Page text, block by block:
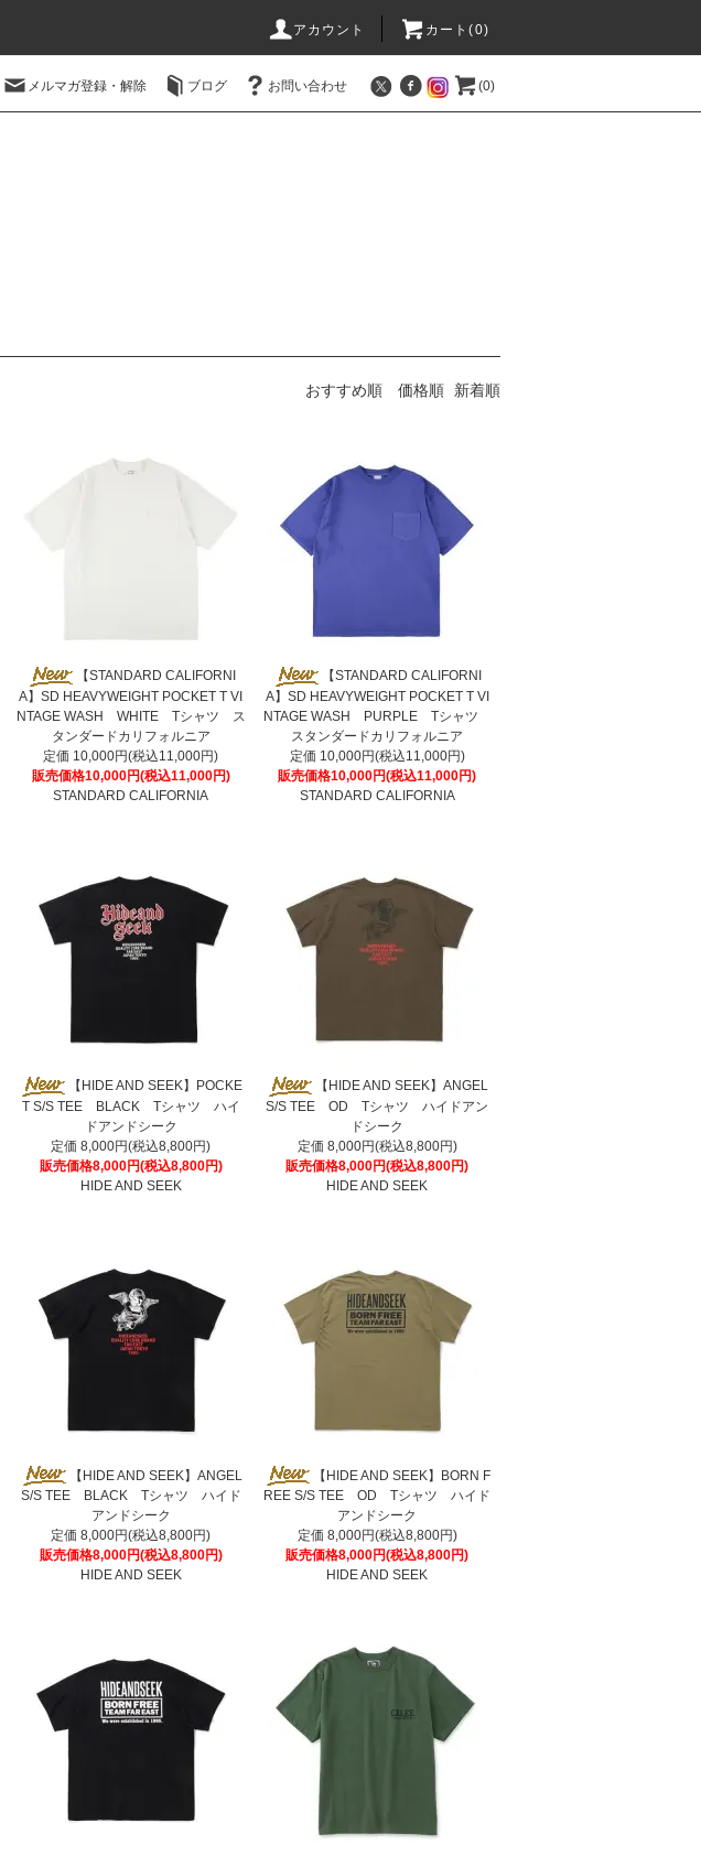
アカウント カート(0)
メルマガ登録・解除 ブログ お問い合わせ (0)
おすすめ順 価格順 新着順
【STANDARD CALIFORNI
A】SD HEAVYWEIGHT POCKET T VI
NTAGE WASH WHITE Tシャツ ス
タンダードカリフォルニア
定価 10,000円(税込11,000円)
販売価格10,000円(税込11,000円)
STANDARD CALIFORNIA
【STANDARD CALIFORNI
A】SD HEAVYWEIGHT POCKET T VI
NTAGE WASH PURPLE Tシャツ
スタンダードカリフォルニア
定価 10,000円(税込11,000円)
販売価格10,000円(税込11,000円)
STANDARD CALIFORNIA
【HIDE AND SEEK】POCKE
T S/S TEE BLACK Tシャツ ハイ
ドアンドシーク
定価 8,000円(税込8,800円)
販売価格8,000円(税込8,800円)
HIDE AND SEEK
【HIDE AND SEEK】ANGEL
S/S TEE OD Tシャツ ハイドアン
ドシーク
定価 8,000円(税込8,800円)
販売価格8,000円(税込8,800円)
HIDE AND SEEK
【HIDE AND SEEK】ANGEL
S/S TEE BLACK Tシャツ ハイド
アンドシーク
定価 8,000円(税込8,800円)
販売価格8,000円(税込8,800円)
HIDE AND SEEK
【HIDE AND SEEK】BORN F
REE S/S TEE OD Tシャツ ハイド
アンドシーク
定価 8,000円(税込8,800円)
販売価格8,000円(税込8,800円)
HIDE AND SEEK